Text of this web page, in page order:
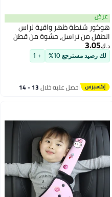
عرض
هوكور شنطة ظهر واقية لراس
الطفل من تراسل، حشوة من قطن
البولي بروبيلين لحماية ظهر الاطفال
الصغار قابلة للتعديل، وسادة امان
لحماية راس الطفل اثناء الزحف
د.ك‏3.05
لك رصيد مسترجع 10% + 1
احصل عليه خلال 13 - 14